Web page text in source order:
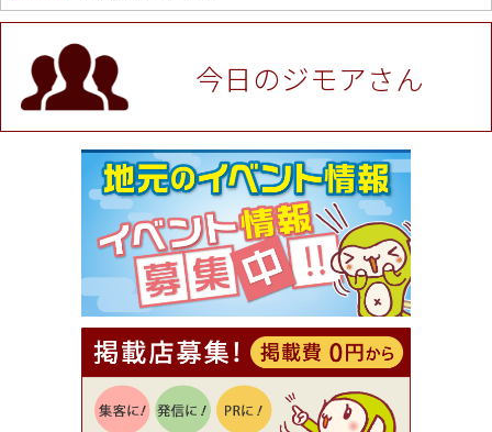
値段提示後「ジモア見た」で更に買い取り金額 U
P！※チケットと新品商品は除く（大黒屋 高田馬場
駅前店）
[有効期限]2026年9月30日
★ジモア限定特典★ お会計より全品5％OFF（ナチ
ュラル＆ハンドメイドショップ［マキマキ］）
[有効期限]2026年9月30日まで
【ジモア限定①】初回割引 特価 VIO脱毛11,000円
⇒8,800円（メンズ専門ワックス脱毛サロン Mickle
（ミックル））
[有効期限]2026年9月30日
【ジモア読者特典2】コース 3,500円→3,000円（料
理5品+2時間飲み放題）（創作イタリアン Pia Cu
ore（ピアクオーレ））
[有効期限]2026年9月30日
【ジモア読者特典1】料理全品20％OFF ※18時以
降（創作イタリアン Pia Cuore（ピアクオーレ））
[有効期限]2026年9月30日
今日のジモアさん